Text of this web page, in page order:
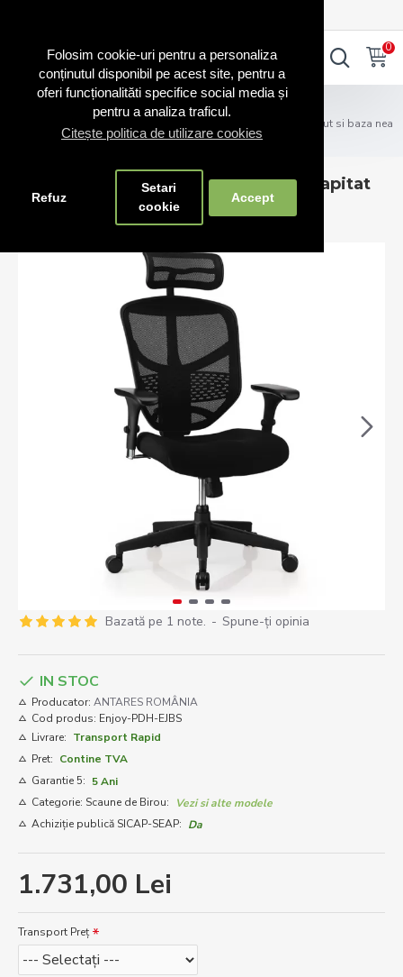
Folosim cookie-uri pentru a personaliza
conținutul disponibil pe acest site, pentru a
oferi funcționalităti specifice social media și
pentru a analiza traficul.
Citește politica de utilizare cookies
Refuz
Setari
cookie
Accept
0
Scaune RO
Scaune birou fabricate în România
Scaun ergonomic Enjoy cu tetiera tapitat cu stofa pe sezut si baza nea
Scaun ergonomic Enjoy cu tetiera tapitat
cu stofa pe sezut si baza neagra
Bazată pe 1 note. - Spune-ţi opinia
1.731,00 Lei
IN STOC
Producator: ANTARES ROMÂNIA
Cod produs: Enjoy-PDH-EJBS
Livrare: Transport Rapid
Pret: Contine TVA
Garantie 5: 5 Ani
Categorie: Scaune de Birou:
Vezi si alte modele
Achiziție publică SICAP-SEAP: Da
Transport Preț